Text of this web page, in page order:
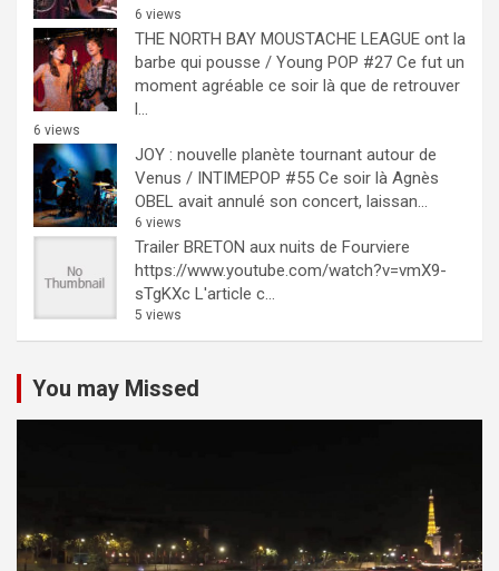
6 views
THE NORTH BAY MOUSTACHE LEAGUE ont la
barbe qui pousse / Young POP #27 Ce fut un
moment agréable ce soir là que de retrouver
l...
6 views
JOY : nouvelle planète tournant autour de
Venus / INTIMEPOP #55 Ce soir là Agnès
OBEL avait annulé son concert, laissan...
6 views
Trailer BRETON aux nuits de Fourviere
https://www.youtube.com/watch?v=vmX9-
sTgKXc L'article c...
5 views
You may Missed